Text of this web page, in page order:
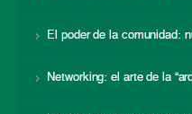
El poder de la comunidad:
Networking: el arte de la